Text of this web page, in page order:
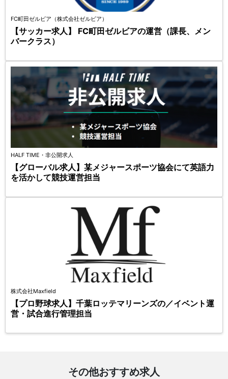
FC町田ゼルビア（株式会社ゼルビア）
【サッカー求人】 FC町田ゼルビアの運営（課長、メン
バークラス）
HALF TIME・非公開求人
【グローバル求人】某メジャースポーツ協会にて英語力
を活かして競技運営担当
株式会社Maxfield
【プロ野球求人】千葉ロッテマリーンズの／イベント運
営・試合進行管理担当
その他おすすめ求人